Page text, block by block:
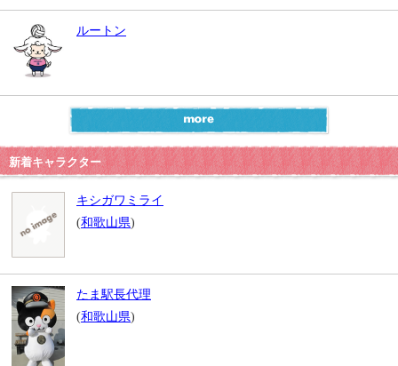
ルートン
新着キャラクター
キシガワミライ
(和歌山県)
たま駅長代理
(和歌山県)